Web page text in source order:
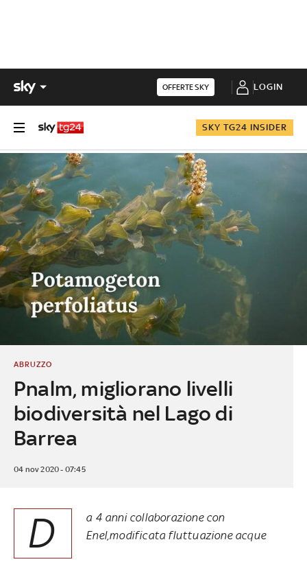
OFFERTE SKY LOGIN
SKY TG24 INSIDER
Pnalm, migliorano livelli
biodiversità nel Lago di
Barrea
ABRUZZO
04 nov 2020 - 07:45
D
a 4 anni collaborazione con
Enel,modificata fluttuazione acque